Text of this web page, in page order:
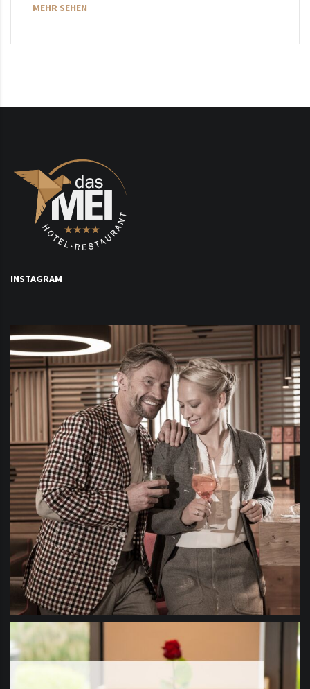
MEHR SEHEN
INSTAGRAM